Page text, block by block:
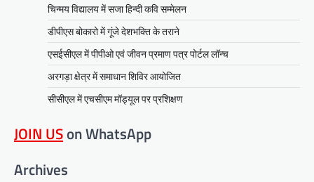
चिन्मय विद्यालय में सजा हिन्दी कवि सम्मेलन
डीपीएस बोकारो में गूंजे देशभक्ति के तराने
एसईसीएल में पीपीओ एवं जीवन प्रमाण पत्र पोर्टल लॉन्च
अरगड़ा क्षेत्र में समाधान शिविर आयोजित
सीसीएल में एचसीएम मॉड्यूल पर प्रशिक्षण
JOIN USon WhatsApp
Archives